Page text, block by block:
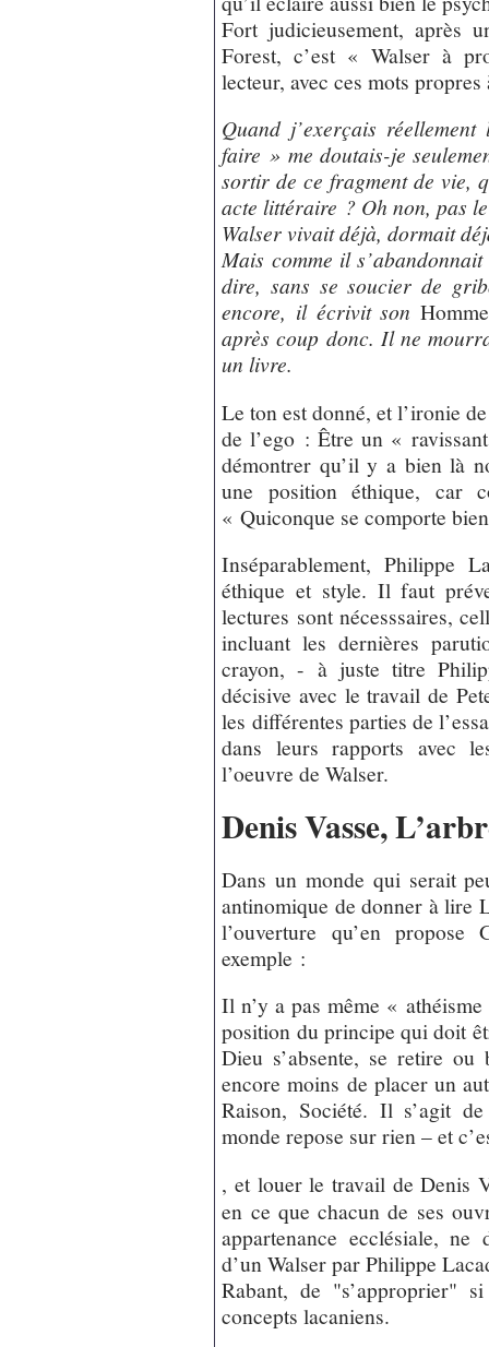
Fort judicieusement, après
Forest, c’est « Walser à
lecteur, avec ces mots
Quand j’exerçais
faire » me doutais-je
sortir de ce fragment de vie,
acte littéraire ? Oh non, pas
Walser vivait déjà, dormait
Mais comme il
dire, sans se soucier de
encore, il écrivit son
après coup donc. Il ne
un livre.
Le ton est donné, et l’ironie
de l’ego : Être un «
démontrer qu’il y a bien là
une position éthique, car
« Quiconque se comporte
Inséparablement, Philippe
éthique et style. Il faut
lectures sont nécesssaires,
incluant les dernières
crayon, - à juste titre
décisive avec le travail de
les différentes parties de
dans leurs rapports avec
l’oeuvre de Walser.
Denis Vasse,
Dans un monde qui serait
antinomique de donner à lire
l’ouverture qu’en
exemple :
Il n’y a pas même «
position du principe qui doit
Dieu s’absente, se retire
encore moins de placer un
Raison, Société. Il s’agit
monde repose sur rien – et
, et louer le travail de Denis
en ce que chacun de ses
appartenance ecclésiale,
d’un Walser par Philippe
Rabant, de "s’approprier"
concepts lacaniens.